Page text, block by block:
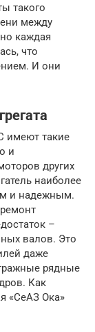
такого
между
каждая
что
И они
имеют такие
и
других
наиболее
и надежным.
–
валов. Это
даже
рядные
Как
«СеАЗ Ока»